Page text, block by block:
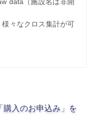
々なクロス集計が可
購入のお申込み」を